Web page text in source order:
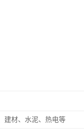
建材、水泥、热电等